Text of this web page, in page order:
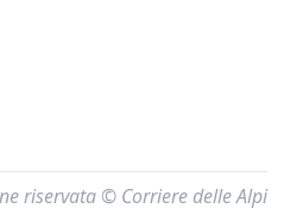
riservata © Corriere delle Alpi